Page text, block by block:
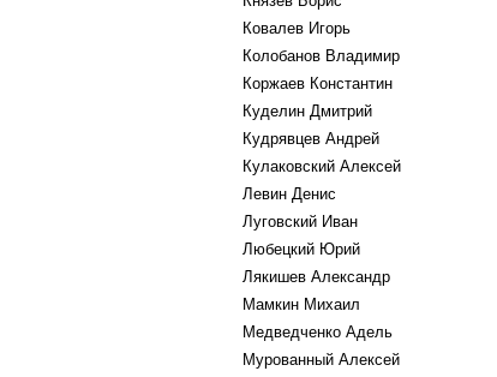
Ковалев Игорь
Колобанов Владимир
Коржаев Константин
Куделин Дмитрий
Кудрявцев Андрей
Кулаковский Алексей
Левин Денис
Луговский Иван
Любецкий Юрий
Лякишев Александр
Мамкин Михаил
Медведченко Адель
Мурованный Алексей